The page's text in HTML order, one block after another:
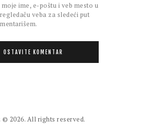
moje ime, e-poštu i veb mesto u
veba za sledeći put
© 2026. All rights reserved.